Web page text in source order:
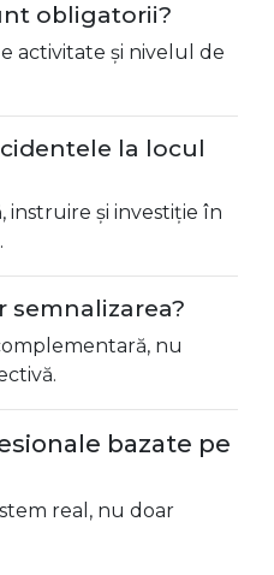
obligatorii?
activitate și nivelul de
la locul
instruire și investiție în
semnalizarea?
nu
bazate pe
real, nu doar